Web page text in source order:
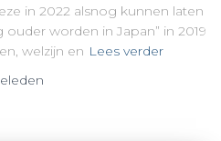
in 2022 alsnog kunnen laten
worden in Japan” in 2019
welzijn en Lees verder